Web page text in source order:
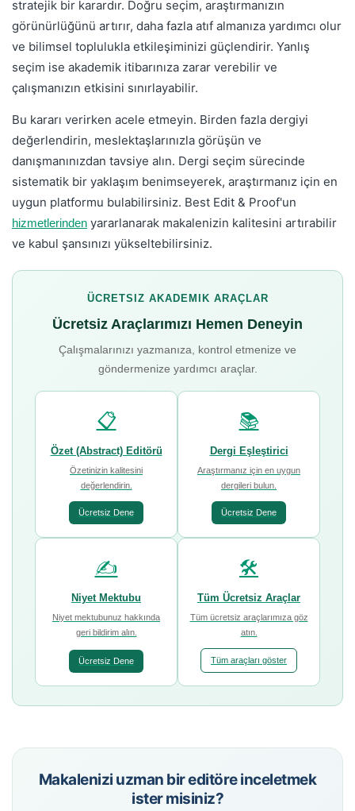
stratejik bir karardır. Doğru seçim, araştırmanızın
görünürlüğünü artırır, daha fazla atıf almanıza yardımcı olur
ve bilimsel toplulukla etkileşiminizi güçlendirir. Yanlış
seçim ise akademik itibarınıza zarar verebilir ve
çalışmanızın etkisini sınırlayabilir.
Bu kararı verirken acele etmeyin. Birden fazla dergiyi
değerlendirin, meslektaşlarınızla görüşün ve
danışmanınızdan tavsiye alın. Dergi seçim sürecinde
sistematik bir yaklaşım benimseyerek, araştırmanız için en
uygun platformu bulabilirsiniz. Best Edit & Proof'un
hizmetlerinden yararlanarak makalenizin kalitesini artırabilir
ve kabul şansınızı yükseltebilirsiniz.
ÜCRETSIZ AKADEMIK ARAÇLAR
Ücretsiz Araçlarımızı Hemen Deneyin
Çalışmalarınızı yazmanıza, kontrol etmenize ve
göndermenize yardımcı araçlar.
📋
Özet (Abstract) Editörü
Özetinizin kalitesini
değerlendirin.
Ücretsiz Dene
📚
Dergi Eşleştirici
Araştırmanız için en uygun
dergileri bulun.
Ücretsiz Dene
✍️
Niyet Mektubu
Niyet mektubunuz hakkında
geri bildirim alın.
Ücretsiz Dene
🛠️
Tüm Ücretsiz Araçlar
Tüm ücretsiz araçlarımıza göz
atın.
Tüm araçları göster
Makalenizi uzman bir editöre inceletmek
ister misiniz?